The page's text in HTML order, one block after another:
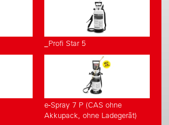
_Profi Star 5
e-Spray 7 P (CAS ohne
Akkupack, ohne Ladegerät)